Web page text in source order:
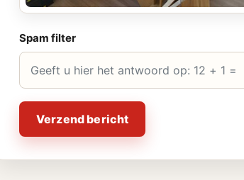
Spam filter
Verzend bericht